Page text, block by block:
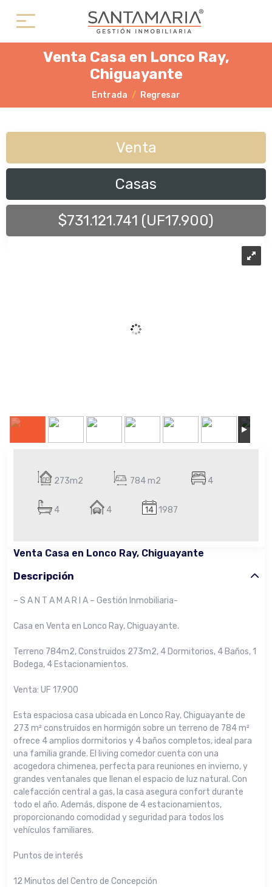
Venta Casa en Lonco Ray,
Chiguayante
Entrada Regresar
Venta
Casas
$731.121.741 (UF17.900)
273m2 784 m2 4
4 4 1987
Venta Casa en Lonco Ray, Chiguayante
Descripción
– S A N T A M A R I A – Gestión Inmobiliaria-
Casa en Venta en Lonco Ray, Chiguayante.
Terreno 784m2, Construidos 273m2, 4 Dormitorios, 4 Baños, 1
Bodega, 4 Estacionamientos.
Venta: UF 17.900
Esta espaciosa casa ubicada en Lonco Ray, Chiguayante de
273 m² construidos en hormigón sobre un terreno de 784 m²
ofrece 4 amplios dormitorios y 4 baños completos, ideal para
una familia grande. El living comedor cuenta con una
acogedora chimenea, perfecta para reuniones en invierno, y
grandes ventanales que llenan el espacio de luz natural. Con
calefacción central a gas, la casa asegura confort durante
todo el año. Además, dispone de 4 estacionamientos,
proporcionando comodidad y seguridad para todos los
vehículos familiares.
Puntos de interés
12 Minutos del Centro de Concepción